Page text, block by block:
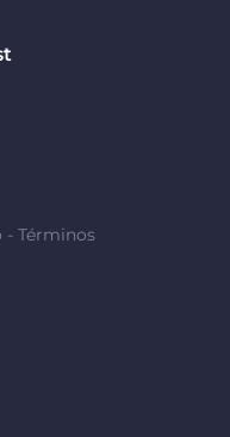
- Términos